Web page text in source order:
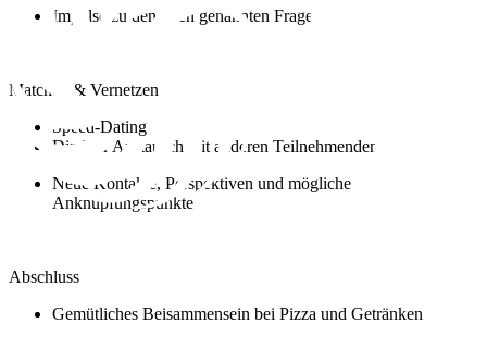
Impulse zu den oben genannten Fragen
Matchen & Vernetzen
Speed-Dating
Direkter Austausch mit anderen Teilnehmenden
Neue Kontakte, Perspektiven und mögliche
Anknüpfungspunkte
Abschluss
Gemütliches Beisammensein bei Pizza und Getränken